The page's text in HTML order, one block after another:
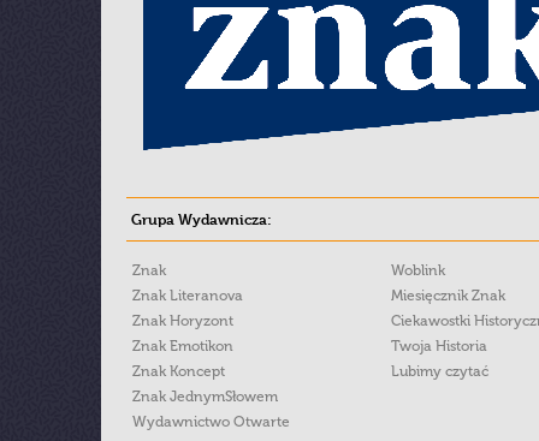
Grupa Wydawnicza:
Znak
Znak Literanova
Znak Horyzont
Znak Emotikon
Znak Koncept
Znak JednymSłowem
Wydawnictwo Otwarte
Woblink
Miesięcznik Znak
Ciekawostki
Twoja Historia
Lubimy czytać